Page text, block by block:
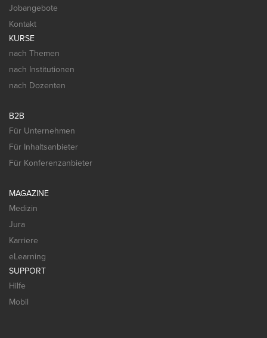
Jobangebote
Kontakt
KURSE
nach Themen
nach Institutionen
nach Dozenten
B2B
Für Unternehmen
Für Inhaltsanbieter
Für Konferenzanbieter
MAGAZINE
Medizin
Jura
Karriere
eLearning
SUPPORT
Hilfe
Mobil